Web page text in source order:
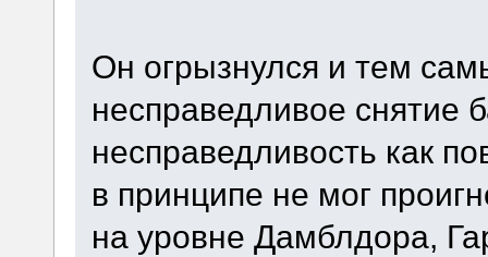
Он огрызнулся и тем
несправедливое снятие
несправедливость как
в принципе не мог
на уровне Дамблдора,